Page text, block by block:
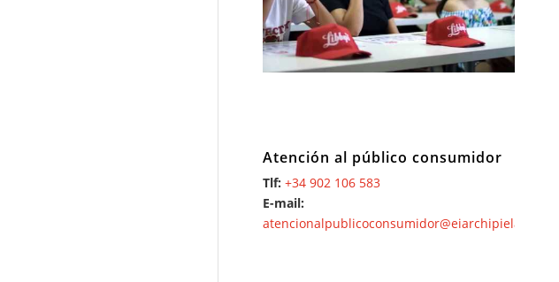
Atención al público consumidor
Tlf: +34 902 106 583
E-mail:
atencionalpublicoconsumidor@eiarchipielago.es